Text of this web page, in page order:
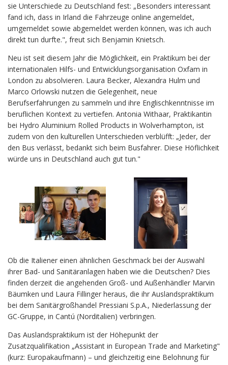
sie Unterschiede zu Deutschland fest: „Besonders interessant
fand ich, dass in Irland die Fahrzeuge online angemeldet,
umgemeldet sowie abgemeldet werden können, was ich auch
direkt tun durfte.", freut sich Benjamin Knietsch.
Neu ist seit diesem Jahr die Möglichkeit, ein Praktikum bei der
internationalen Hilfs- und Entwicklungsorganisation Oxfam in
London zu absolvieren. Laura Becker, Alexandra Hulm und
Marco Orlowski nutzen die Gelegenheit, neue
Berufserfahrungen zu sammeln und ihre Englischkenntnisse im
beruflichen Kontext zu vertiefen. Antonia Withaar, Praktikantin
bei Hydro Aluminium Rolled Products in Wolverhampton, ist
zudem von den kulturellen Unterschieden verblüfft: „Jeder, der
den Bus verlässt, bedankt sich beim Busfahrer. Diese Höflichkeit
würde uns in Deutschland auch gut tun."
Ob die Italiener einen ähnlichen Geschmack bei der Auswahl
ihrer Bad- und Sanitäranlagen haben wie die Deutschen? Dies
finden derzeit die angehenden Groß- und Außenhändler Marvin
Bäumken und Laura Fillinger heraus, die ihr Auslandspraktikum
bei dem Sanitärgroßhandel Pressiani S.p.A., Niederlassung der
GC-Gruppe, in Cantú (Norditalien) verbringen.
Das Auslandspraktikum ist der Höhepunkt der
Zusatzqualifikation „Assistant in European Trade and Marketing"
(kurz: Europakaufmann) – und gleichzeitig eine Belohnung für